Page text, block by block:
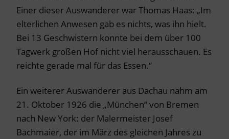
Einer dieser Auswanderer war Thomas Haas: „Im
elterlichen Anwesen gab es nichts, was ihn hielt.
Bei 13 Geschwistern konnte bei dem über 100
Tagwerk großen Hof nicht viel herausschauen. Es
reichte gerade mal für das Essen.“
Ein weiterer Auswanderer aus Dachau nahm am
21. Oktober 1926 die „München“ von Bremen
nach New York: der Malermeister Josef
Bachmaier, der im März des gleichen Jahres zu